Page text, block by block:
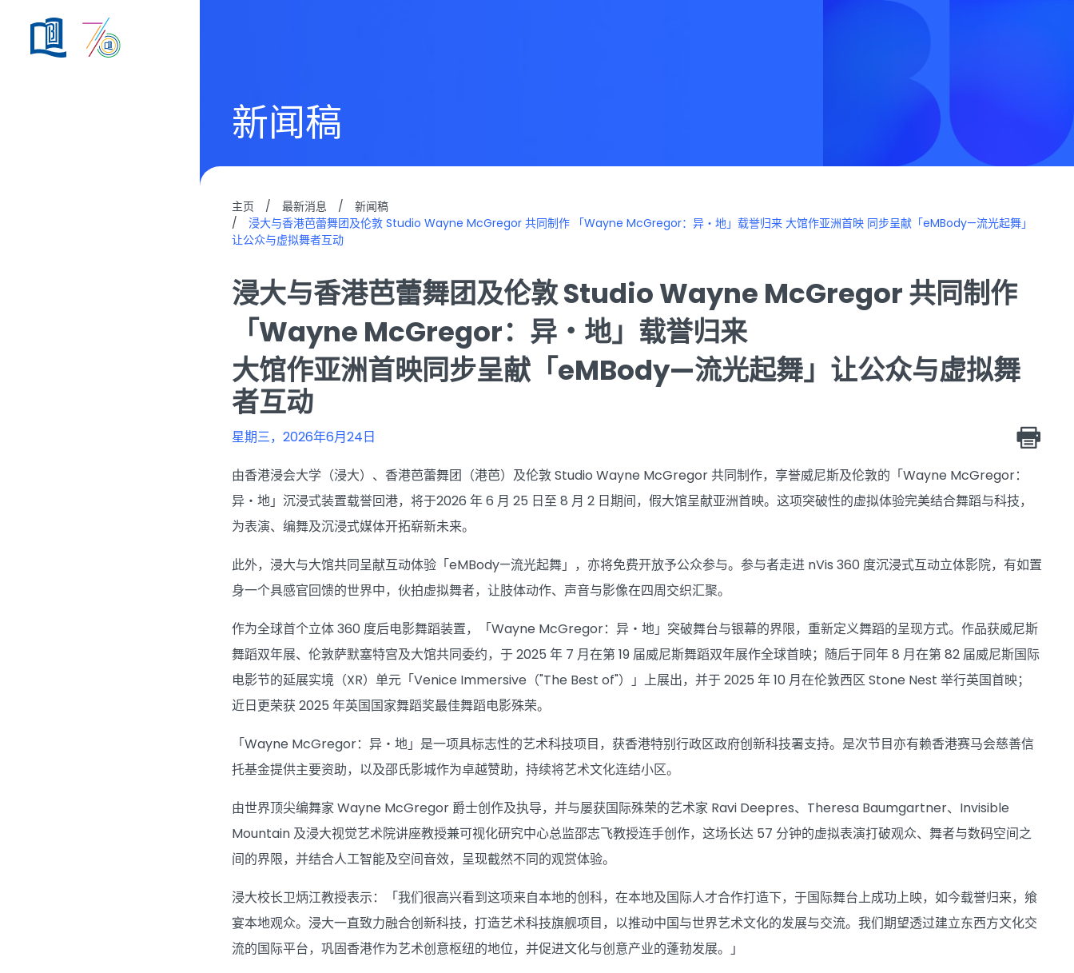
新闻稿
主页 / 最新消息 /
新闻稿
/
浸大与香港芭蕾舞团及伦敦 Studio Wayne McGregor 共同制作 「Wayne McGregor：异・地」载誉归来 大馆作亚洲首映 同步呈献「eMBody—流光起舞」
让公众与虚拟舞者互动
浸大与香港芭蕾舞团及伦敦 Studio Wayne McGregor 共同制作
「Wayne McGregor：异・地」载誉归来
大馆作亚洲首映同步呈献「eMBody—流光起舞」让公众与虚拟舞
者互动
星期三，2026年6月24日
由香港浸会大学（浸大）、香港芭蕾舞团（港芭）及伦敦 Studio Wayne McGregor 共同制作，享誉威尼斯及伦敦的「Wayne McGregor：
异・地」沉浸式装置载誉回港，将于2026 年 6 月 25 日至 8 月 2 日期间，假大馆呈献亚洲首映。这项突破性的虚拟体验完美结合舞蹈与科技，
为表演、编舞及沉浸式媒体开拓崭新未来。
此外，浸大与大馆共同呈献互动体验「eMBody—流光起舞」，亦将免费开放予公众参与。参与者走进 nVis 360 度沉浸式互动立体影院，有如置
身一个具感官回馈的世界中，伙拍虚拟舞者，让肢体动作、声音与影像在四周交织汇聚。
作为全球首个立体 360 度后电影舞蹈装置，「Wayne McGregor：异・地」突破舞台与银幕的界限，重新定义舞蹈的呈现方式。作品获威尼斯
舞蹈双年展、伦敦萨默塞特宫及大馆共同委约，于 2025 年 7 月在第 19 届威尼斯舞蹈双年展作全球首映；随后于同年 8 月在第 82 届威尼斯国际
电影节的延展实境（XR）单元「Venice Immersive（"The Best of"）」上展出，并于 2025 年 10 月在伦敦西区 Stone Nest 举行英国首映；
近日更荣获 2025 年英国国家舞蹈奖最佳舞蹈电影殊荣。
「Wayne McGregor：异・地」是一项具标志性的艺术科技项目，获香港特别行政区政府创新科技署支持。是次节目亦有赖香港赛马会慈善信
托基金提供主要资助，以及邵氏影城作为卓越赞助，持续将艺术文化连结小区。
由世界顶尖编舞家 Wayne McGregor 爵士创作及执导，并与屡获国际殊荣的艺术家 Ravi Deepres、Theresa Baumgartner、Invisible
Mountain 及浸大视觉艺术院讲座教授兼可视化研究中心总监邵志飞教授连手创作，这场长达 57 分钟的虚拟表演打破观众、舞者与数码空间之
间的界限，并结合人工智能及空间音效，呈现截然不同的观赏体验。
浸大校长卫炳江教授表示：「我们很高兴看到这项来自本地的创科，在本地及国际人才合作打造下，于国际舞台上成功上映，如今载誉归来，飨
宴本地观众。浸大一直致力融合创新科技，打造艺术科技旗舰项目，以推动中国与世界艺术文化的发展与交流。我们期望透过建立东西方文化交
流的国际平台，巩固香港作为艺术创意枢纽的地位，并促进文化与创意产业的蓬勃发展。」